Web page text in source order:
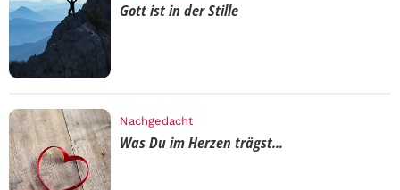
Gott ist in der Stille
Nachgedacht
Was Du im Herzen trägst...